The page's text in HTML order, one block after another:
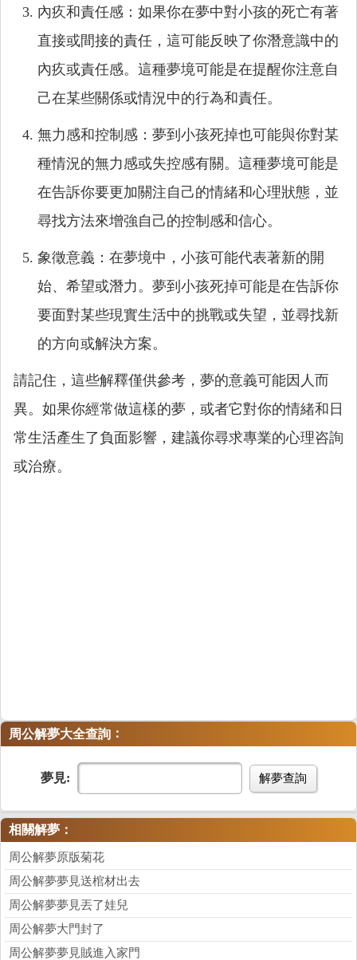
內疚和責任感：如果你在夢中對小孩的死亡有著
直接或間接的責任，這可能反映了你潛意識中的
內疚或責任感。這種夢境可能是在提醒你注意自
己在某些關係或情況中的行為和責任。
無力感和控制感：夢到小孩死掉也可能與你對某
種情況的無力感或失控感有關。這種夢境可能是
在告訴你要更加關注自己的情緒和心理狀態，並
尋找方法來增強自己的控制感和信心。
象徵意義：在夢境中，小孩可能代表著新的開
始、希望或潛力。夢到小孩死掉可能是在告訴你
要面對某些現實生活中的挑戰或失望，並尋找新
的方向或解決方案。
請記住，這些解釋僅供參考，夢的意義可能因人而
異。如果你經常做這樣的夢，或者它對你的情緒和日
常生活產生了負面影響，建議你尋求專業的心理咨詢
或治療。
周公解夢大全查詢 ：
夢見: 解夢查詢
相關解夢：
周公解夢原版菊花
周公解夢夢見送棺材出去
周公解夢夢見丟了娃兒
周公解夢大門封了
周公解夢夢見賊進入家門